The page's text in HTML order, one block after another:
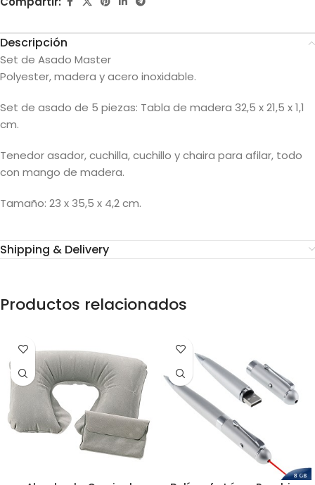
Descripción
Set de Asado Master
Polyester, madera y acero inoxidable.
Set de asado de 5 piezas: Tabla de madera 32,5 x 21,5 x 1,1
cm.
Tenedor asador, cuchilla, cuchillo y chaira para afilar, todo
con mango de madera.
Tamaño: 23 x 35,5 x 4,2 cm.
Shipping & Delivery
Productos relacionados